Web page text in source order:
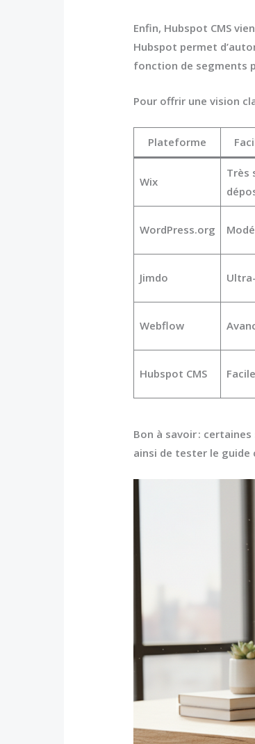
Enfin, Hubspot CMS
Hubspot permet
fonction de segments
Pour offrir une vision
Plateforme
Wix
Très
WordPress.org
Jimdo
Webflow
Hubspot CMS
Bon à savoir :
ainsi de tester le guide